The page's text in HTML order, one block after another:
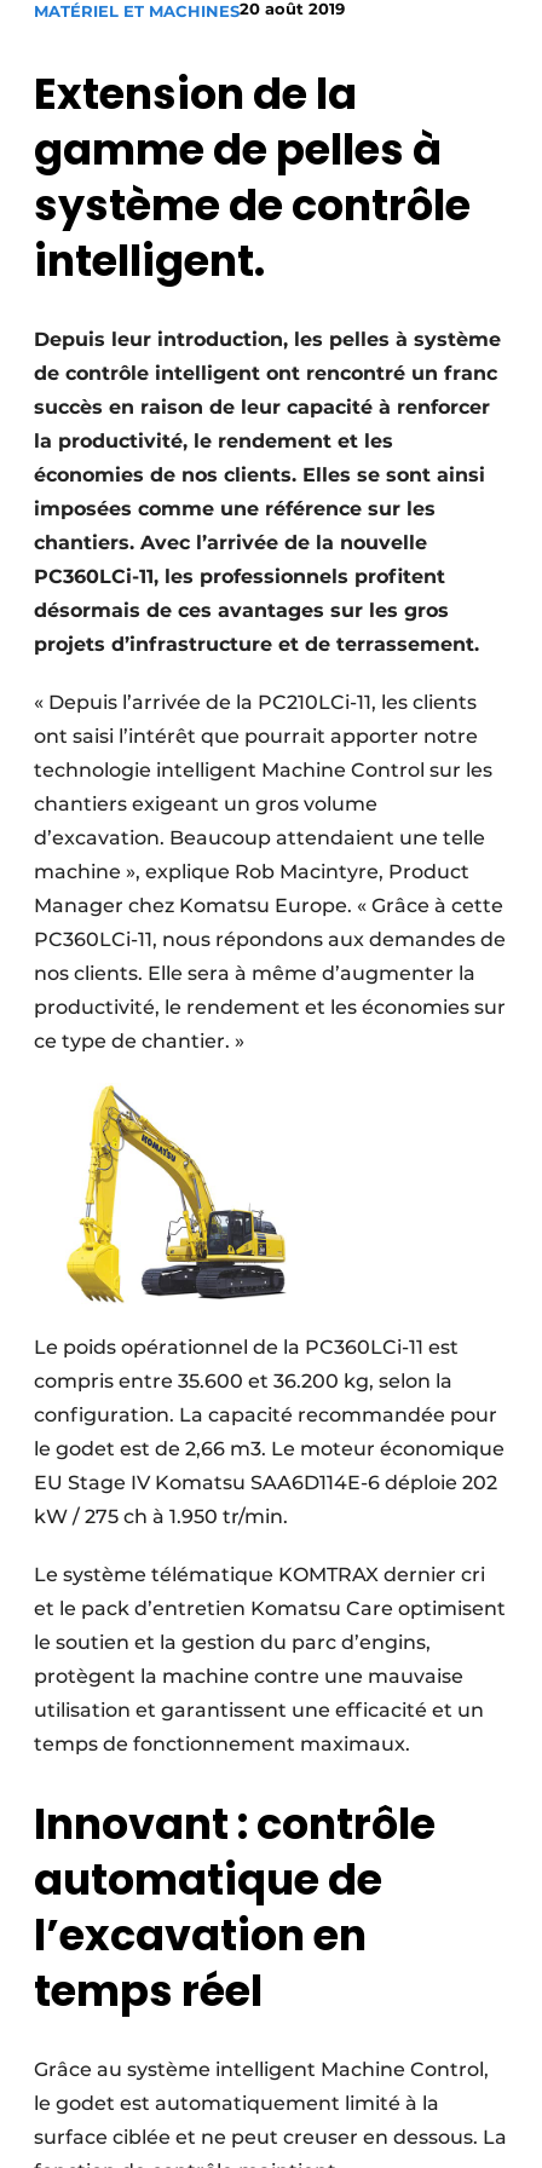
Construction bois
Contrôle d’accès
Fondations
Façades
Géotextiles
Infrastructures souterraines et égouttage
Protection solaire
Rénovation
Software
Techniques ferroviaires
Travaux ferroviaires
MATÉRIEL ET MACHINES20 août 2019
Extension de la
gamme de pelles à
système de contrôle
intelligent.
Depuis leur introduction, les pelles à système
de contrôle intelligent ont rencontré un franc
succès en raison de leur capacité à renforcer
la productivité, le rendement et les
économies de nos clients. Elles se sont ainsi
imposées comme une référence sur les
chantiers. Avec l’arrivée de la nouvelle
PC360LCi-11, les professionnels profitent
désormais de ces avantages sur les gros
projets d’infrastructure et de terrassement.
« Depuis l’arrivée de la PC210LCi-11, les clients
ont saisi l’intérêt que pourrait apporter notre
technologie intelligent Machine Control sur les
chantiers exigeant un gros volume
d’excavation. Beaucoup attendaient une telle
machine », explique Rob Macintyre, Product
Manager chez Komatsu Europe. « Grâce à cette
PC360LCi-11, nous répondons aux demandes de
nos clients. Elle sera à même d’augmenter la
productivité, le rendement et les économies sur
ce type de chantier. »
Le poids opérationnel de la PC360LCi-11 est
compris entre 35.600 et 36.200 kg, selon la
configuration. La capacité recommandée pour
le godet est de 2,66 m3. Le moteur économique
EU Stage IV Komatsu SAA6D114E-6 déploie 202
kW / 275 ch à 1.950 tr/min.
Le système télématique KOMTRAX dernier cri
et le pack d’entretien Komatsu Care optimisent
le soutien et la gestion du parc d’engins,
protègent la machine contre une mauvaise
utilisation et garantissent une efficacité et un
temps de fonctionnement maximaux.
Innovant : contrôle
automatique de
l’excavation en
temps réel
Grâce au système intelligent Machine Control,
le godet est automatiquement limité à la
surface ciblée et ne peut creuser en dessous. La